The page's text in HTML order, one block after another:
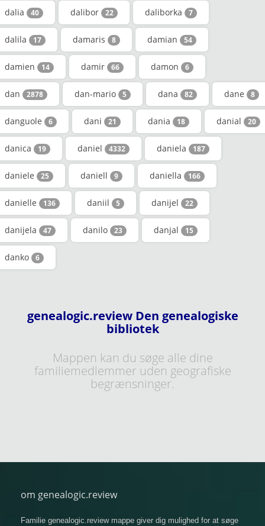
dalia 40 dalibor 22 daliborka 7
dalila 17 damaris 8 damian 54
damien 14 damir 66 damon 6
dan 2878 dan-mario 5 dana 82 dane 8
danguole 6 dani 21 dania 18 danial 20
danica 19 daniel 4332 daniela 187
daniele 25 daniell 9 daniella 166
danielle 136 daniil 5 danijel 22
danijela 47 danilo 23 danjal 15
danko 6
genealogic.review Den genealogiske
bibliotek
Mappen kan du søge alle dine
familiemedlemmer uden geografiske
begrænsninger.
om genealogic.review
Familie genealogic.review mappe giver dig mulighed for at søge